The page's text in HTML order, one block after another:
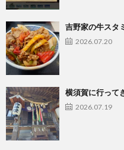
吉野家の牛スタ
2026.07.20
横須賀に行って
2026.07.19